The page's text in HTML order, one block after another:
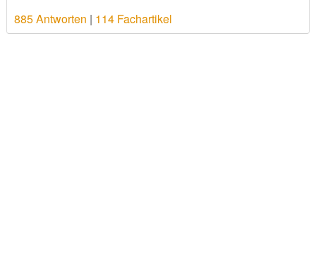
885 Antworten | 114 Fachartikel